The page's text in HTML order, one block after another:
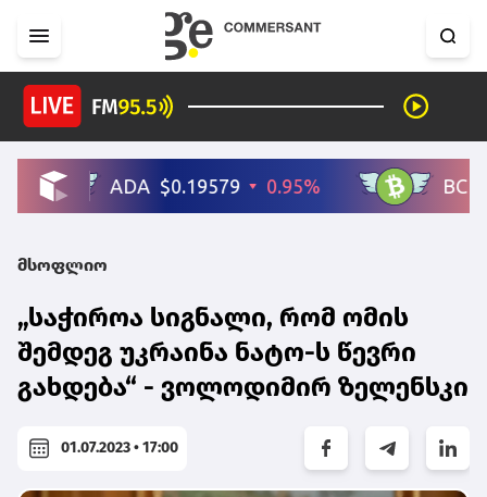
მსოფლიო
„საჭიროა სიგნალი, რომ ომის
შემდეგ უკრაინა ნატო-ს წევრი
გახდება“ - ვოლოდიმირ ზელენსკი
01.07.2023 • 17:00